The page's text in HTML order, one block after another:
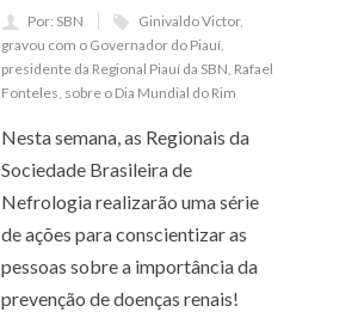
Por: SBN Ginivaldo Victor,
gravou com o Governador do Piauí,
presidente da Regional Piauí da SBN, Rafael
Fonteles, sobre o Dia Mundial do Rim
Nesta semana, as Regionais da
Sociedade Brasileira de
Nefrologia realizarão uma série
de ações para conscientizar as
pessoas sobre a importância da
prevenção de doenças renais!